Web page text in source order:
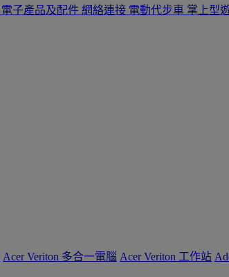
電子產品及配件 網絡連接 電動代步車 掌上型
Acer Veriton 多合一電腦 Acer Veriton 工作站